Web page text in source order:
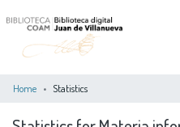
Home Statistics